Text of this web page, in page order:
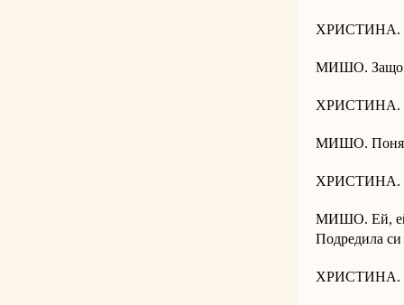
ХРИСТИНА.
МИШО. Защо
ХРИСТИНА.
МИШО.
ХРИСТИНА.
МИШО. Ей, ей,
Подредила си
ХРИСТИНА.